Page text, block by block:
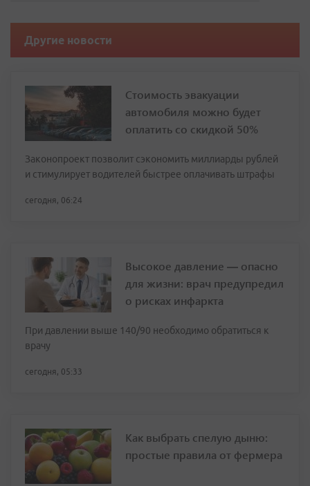
Другие новости
Стоимость эвакуации
автомобиля можно будет
оплатить со скидкой 50%
Законопроект позволит сэкономить миллиарды рублей
и стимулирует водителей быстрее оплачивать штрафы
сегодня, 06:24
Высокое давление — опасно
для жизни: врач предупредил
о рисках инфаркта
При давлении выше 140/90 необходимо обратиться к
врачу
сегодня, 05:33
Как выбрать спелую дыню:
простые правила от фермера